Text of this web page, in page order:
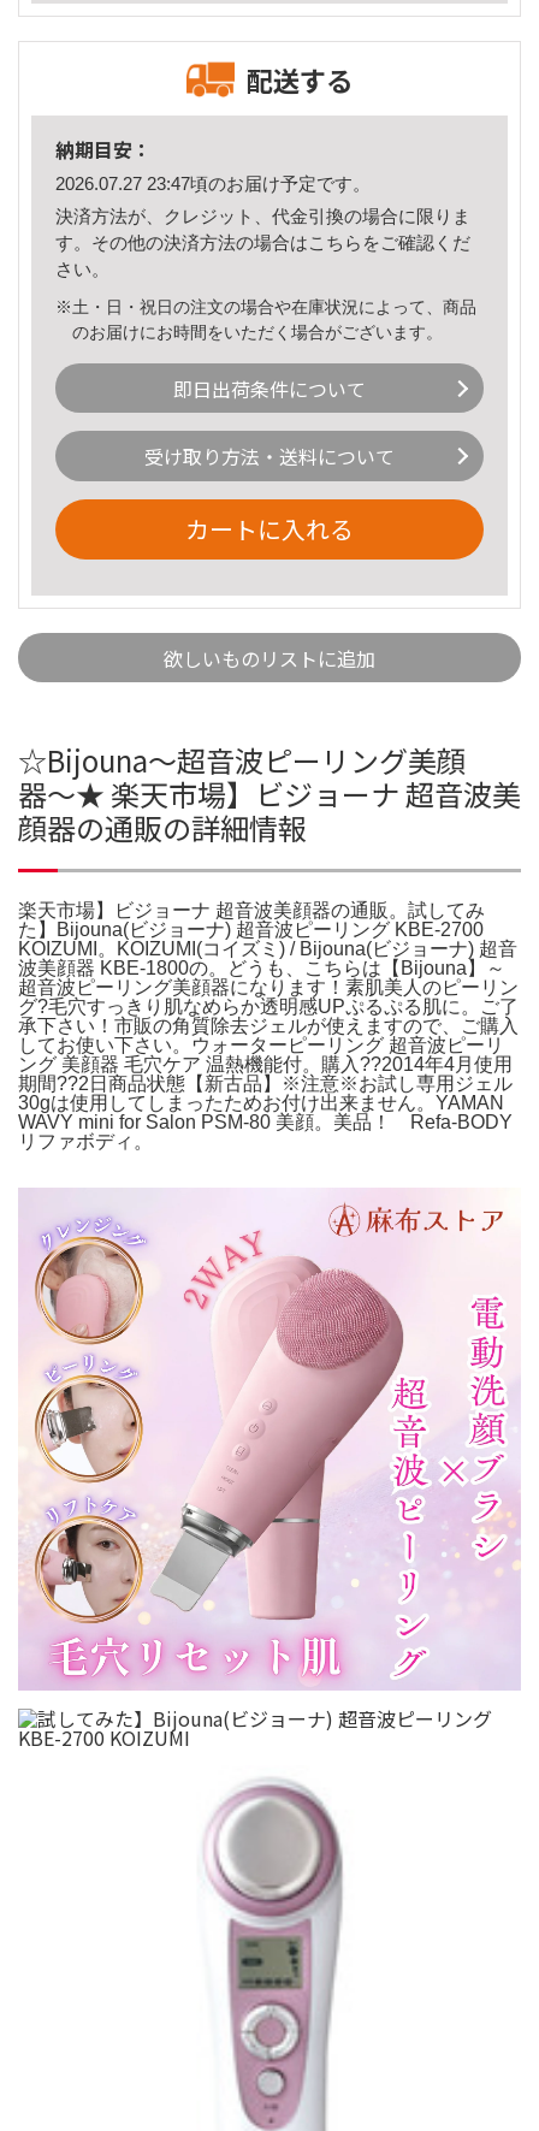
配送する
納期目安：
2026.07.27 23:47頃のお届け予定です。
決済方法が、クレジット、代金引換の場合に限りま
す。その他の決済方法の場合はこちら をご確認くだ
さい。
※土・日・祝日の注文の場合や在庫状況によって、商品
のお届けにお時間をいただく場合がございます。
即日出荷条件について
受け取り方法・送料について
カートに入れる
欲しいものリストに追加
☆Bijouna〜超音波ピーリング美顔
器〜★ 楽天市場】ビジョーナ 超音波美
顔器の通販の詳細情報
楽天市場】ビジョーナ 超音波美顔器の通販。試してみ
た】Bijouna(ビジョーナ) 超音波ピーリング KBE-2700
KOIZUMI。KOIZUMI(コイズミ) / Bijouna(ビジョーナ) 超音
波美顔器 KBE-1800の。どうも、こちらは【Bijouna】～
超音波ピーリング美顔器になります！素肌美人のピーリン
グ?毛穴すっきり肌なめらか透明感UPぷるぷる肌に。ご了
承下さい！市販の角質除去ジェルが使えますので、ご購入
してお使い下さい。ウォーターピーリング 超音波ピーリ
ング 美顔器 毛穴ケア 温熱機能付。購入??2014年4月使用
期間??2日商品状態【新古品】※注意※お試し専用ジェル
30gは使用してしまったためお付け出来ません。YAMAN
WAVY mini for Salon PSM-80 美顔。美品！ Refa-BODY
リファボディ。